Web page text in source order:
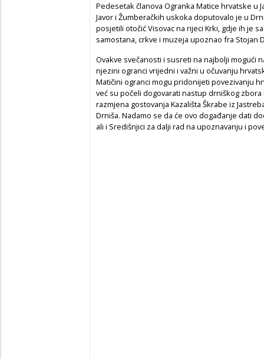
Pedesetak članova Ogranka Matice hrvatske u
Javor i Žumberačkih uskoka doputovalo je u
posjetili otočić Visovac na rijeci Krki, gdje ih je
samostana, crkve i muzeja upoznao fra Stojan
Ovakve svečanosti i susreti na najbolji mogući
njezini ogranci vrijedni i važni u očuvanju
Matičini ogranci mogu pridonijeti povezivanju
već su počeli dogovarati nastup drniškog
razmjena gostovanja Kazališta Škrabe iz
Drniša. Nadamo se da će ovo događanje dati
ali i Središnjici za dalji rad na upoznavanju i